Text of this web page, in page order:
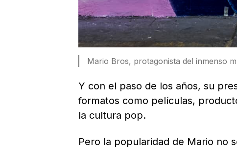
Mario Bros, protagonista del inmenso
Y con el paso de los años, su
formatos como películas,
la cultura pop.
Pero la popularidad de Mario no